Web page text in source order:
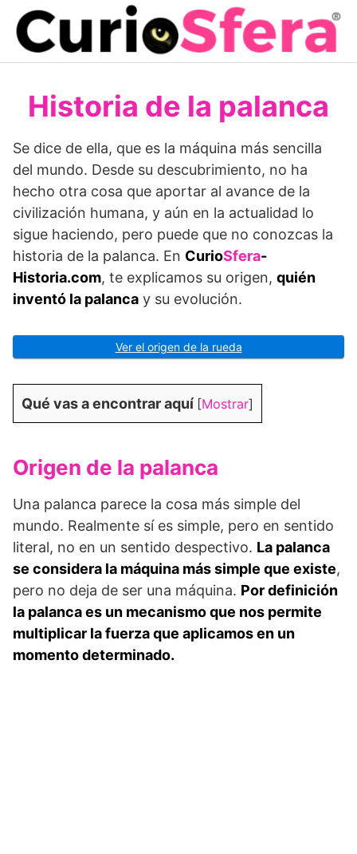
Saltar
contenido
Historia de la palanca
Se dice de ella, que es la máquina más sencilla
del mundo. Desde su descubrimiento, no ha
hecho otra cosa que aportar al avance de la
civilización humana, y aún en la actualidad lo
sigue haciendo, pero puede que no conozcas la
historia de la palanca. En CurioSfera-
Historia.com, te explicamos su origen, quién
inventó la palanca y su evolución.
Ver el origen de la rueda
Qué vas a encontrar aquí [Mostrar]
Origen de la palanca
Una palanca parece la cosa más simple del
mundo. Realmente sí es simple, pero en sentido
literal, no en un sentido despectivo. La palanca
se considera la máquina más simple que existe,
pero no deja de ser una máquina. Por definición
la palanca es un mecanismo que nos permite
multiplicar la fuerza que aplicamos en un
momento determinado.